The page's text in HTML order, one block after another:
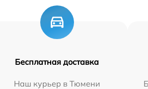
Бесплатная доставка
Наш курьер в Тюмени